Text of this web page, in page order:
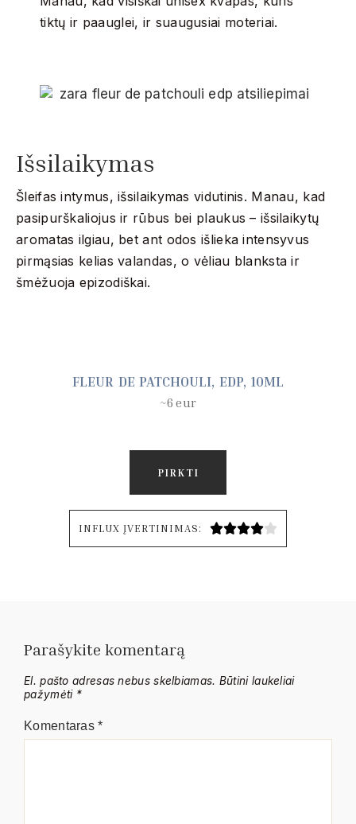
tiktų ir paauglei, ir suaugusiai moteriai.
Išsilaikymas
Šleifas intymus, išsilaikymas vidutinis. Manau, kad
pasipurškaliojus ir rūbus bei plaukus – išsilaikytų
aromatas ilgiau, bet ant odos išlieka intensyvus
pirmąsias kelias valandas, o vėliau blanksta ir
šmėžuoja epizodiškai.
FLEUR DE PATCHOULI, EDP, 10ML
~6 eur
PIRKTI
INFLUX ĮVERTINIMAS: 
Parašykite komentarą
El. pašto adresas nebus skelbiamas. Būtini laukeliai
pažymėti *
Komentaras*